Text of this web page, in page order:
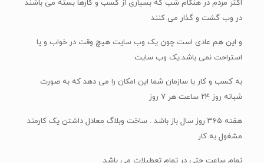
اکثر مردم در هنگام شب که بسیاری از کسب و کارها بسته می باشند
در وب گشت و گذار می کنند
و این هم عادی است چون یک وب سایت هیچ وقت در خواب و یا
استراحت نمی باشد.یک وب سایت
به کسب و کار یا سازمان شما این امکان را می دهد که به صورت
شبانه روز ۲۴ ساعت هر ۷ روز
هفته ۳۶۵ روز سال باز باشد . ساخت وبلاگ معادل داشتن یک کارمند
مشغول به کار
تمام ساعت حتی در تمام تعطیلات می باشد.